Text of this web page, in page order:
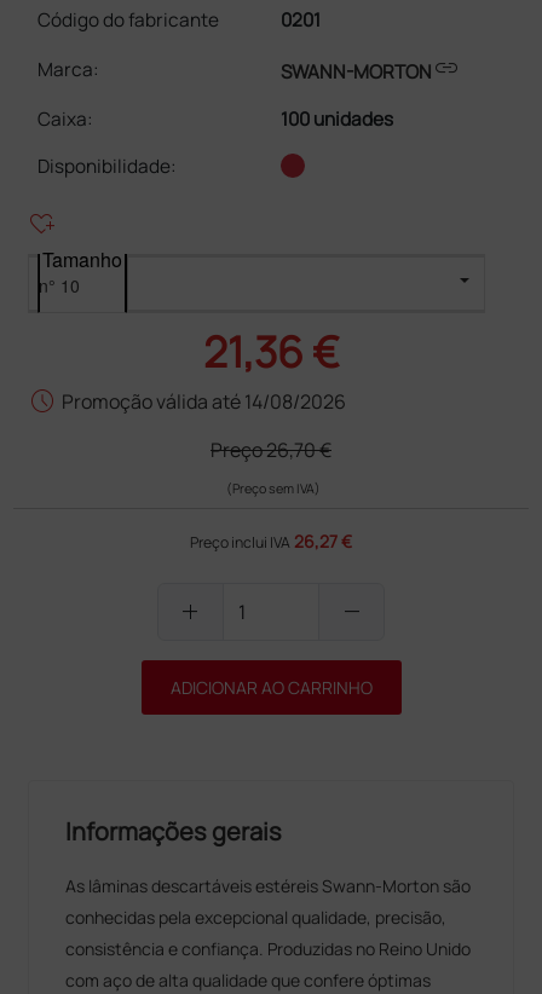
Código do fabricante
0201
Marca:
SWANN-MORTONlink
Caixa:
100 unidades
Disponibilidade:
heart_plus
Tamanho
21,36 €
schedule Promoção válida até 14/08/2026
Preço26,70 €
(Preço sem IVA)
Preço inclui IVA 26,27 €
add remove
ADICIONAR AO CARRINHO
Informações gerais
As lâminas descartáveis estéreis Swann-Morton são
conhecidas pela excepcional qualidade, precisão,
consistência e confiança. Produzidas no Reino Unido
com aço de alta qualidade que confere óptimas